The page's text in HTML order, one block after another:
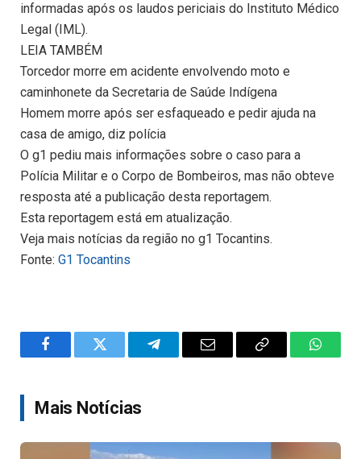
informadas após os laudos periciais do Instituto Médico
Legal (IML).
LEIA TAMBÉM
Torcedor morre em acidente envolvendo moto e
caminhonete da Secretaria de Saúde Indígena
Homem morre após ser esfaqueado e pedir ajuda na
casa de amigo, diz polícia
O g1 pediu mais informações sobre o caso para a
Polícia Militar e o Corpo de Bombeiros, mas não obteve
resposta até a publicação desta reportagem.
Esta reportagem está em atualização.
Veja mais notícias da região no g1 Tocantins.
Fonte: G1 Tocantins
FacebookTwitter TelegramEmail
Copy
Mais Notícias